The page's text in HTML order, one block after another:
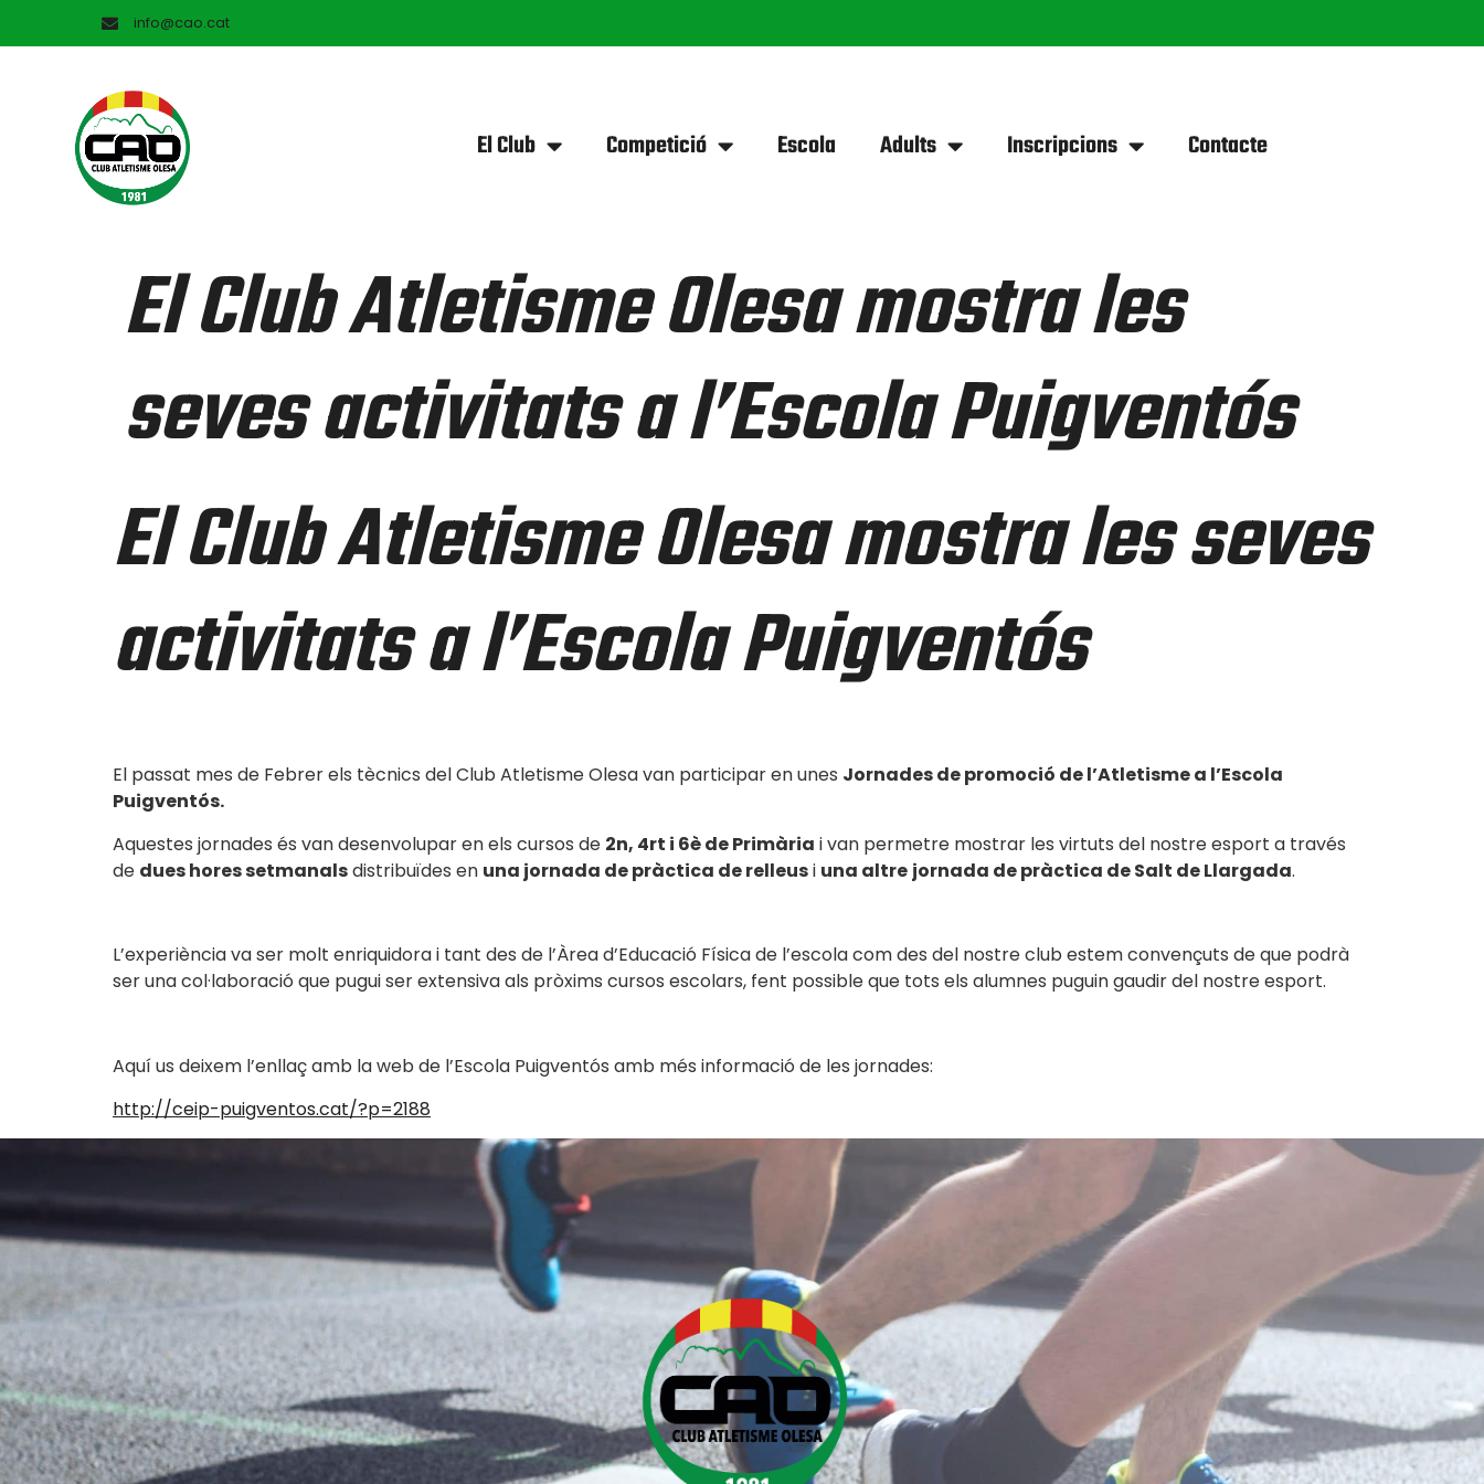
info@cao.cat
El Club Competició Escola Adults Inscripcions Contacte
El Club Atletisme Olesa mostra les
seves activitats a l’Escola Puigventós
El Club Atletisme Olesa mostra les seves
activitats a l’Escola Puigventós
El passat mes de Febrer els tècnics del Club Atletisme Olesa van participar en unes Jornades de promoció de l’Atletisme a l’Escola
Puigventós.
Aquestes jornades és van desenvolupar en els cursos de 2n, 4rt i 6è de Primària i van permetre mostrar les virtuts del nostre esport a través
de dues hores setmanalsdistribuïdes en una jornada de pràctica de relleusi una altre jornada de pràctica de Salt de Llargada.
L’experiència va ser molt enriquidora i tant des de l’Àrea d’Educació Física de l’escola com des del nostre club estem convençuts de que podrà
ser una col·laboració que pugui ser extensiva als pròxims cursos escolars, fent possible que tots els alumnes puguin gaudir del nostre esport.
Aquí us deixem l’enllaç amb la web de l’Escola Puigventós amb més informació de les jornades:
http://ceip-puigventos.cat/?p=2188